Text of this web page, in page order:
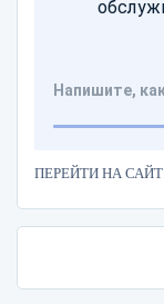
ПЕРЕЙТИ НА САЙТ